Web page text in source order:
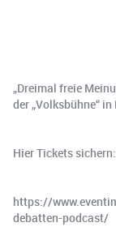
„Dreimal freie
der „Volksbühne“ in
Hier Tickets sichern:
https://
debatten-podcast/